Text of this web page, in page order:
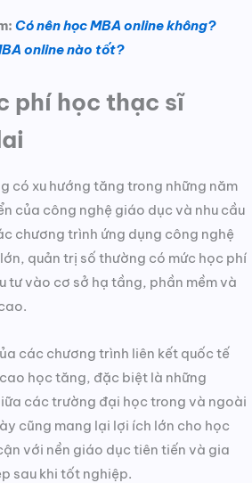
Có nên học MBA online không?
online nào tốt?
phí học thạc sĩ
có xu hướng tăng trong những năm
của công nghệ giáo dục và nhu cầu
chương trình ứng dụng công nghệ
quản trị số thường có mức học phí
tư vào cơ sở hạ tầng, phần mềm và
các chương trình liên kết quốc tế
học tăng, đặc biệt là những
các trường đại học trong và ngoài
cũng mang lại lợi ích lớn cho học
với nền giáo dục tiên tiến và gia
sau khi tốt nghiệp.